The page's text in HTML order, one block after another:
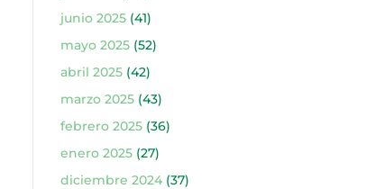
junio 2025(41)
mayo 2025(52)
abril 2025(42)
marzo 2025(43)
febrero 2025(36)
enero 2025(27)
diciembre 2024(37)